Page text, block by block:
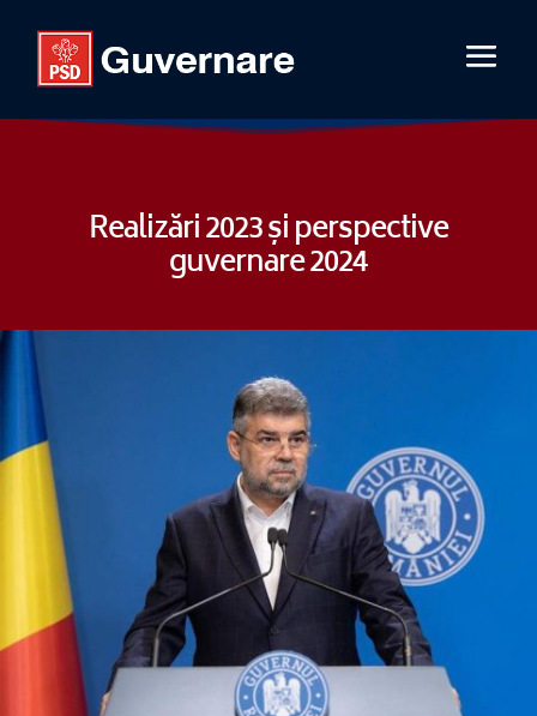
Realizări 2023 și perspective
guvernare 2024